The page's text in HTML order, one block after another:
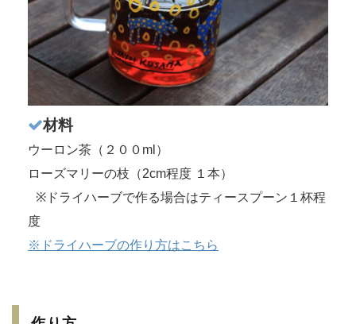
材料
ウーロン茶（２００ml）
ローズマリーの枝（2cm程度 １本）
※ドライハーブで作る場合はティースプーン１杯程
度
※ドライハーブの作り方はこちら